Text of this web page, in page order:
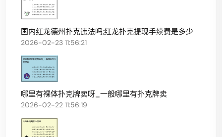
国内红龙德州扑克违法吗;红龙扑克提现手续费是多少
2026-02-23 11:56:21
哪里有裸体扑克牌卖呀_一般哪里有扑克牌卖
2026-02-22 11:56:19